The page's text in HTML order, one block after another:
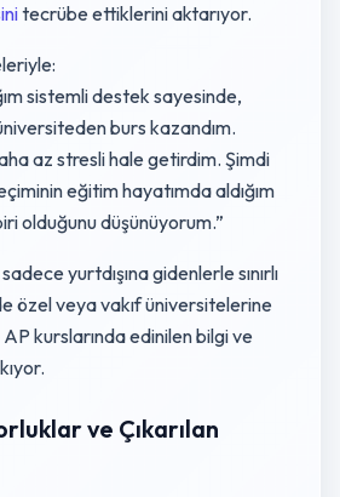
tecrübe ettiklerini aktarıyor.
sistemli destek sayesinde,
burs kazandım.
az stresli hale getirdim. Şimdi
eğitim hayatımda aldığım
olduğunu düşünüyorum.”
yurtdışına gidenlerle sınırlı
özel veya vakıf üniversitelerine
kurslarında edinilen bilgi ve
ve Çıkarılan